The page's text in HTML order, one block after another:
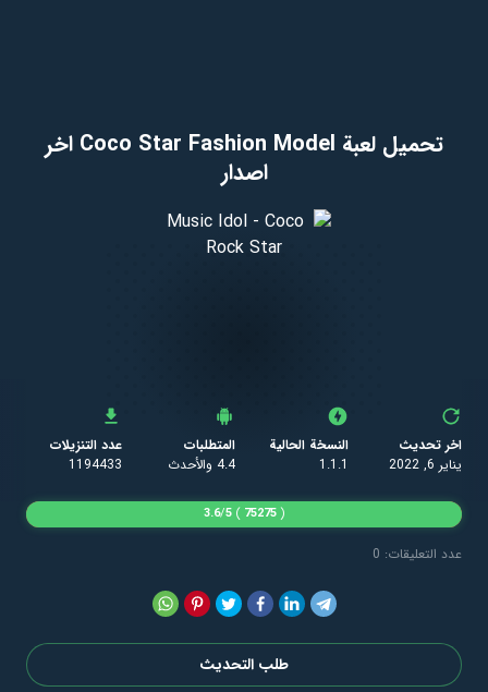
تحميل لعبة Coco Star Fashion Model اخر
اصدار
اخر تحديث
يناير 6, 2022
النسخة الحالية
1.1.1
المتطلبات
4.4 والأحدث
عدد التنزيلات
1194433
عدد التعليقات: 0
(
75275
)
3.6/5
طلب التحديث